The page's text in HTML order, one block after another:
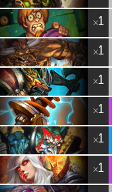
×1
×1
×1
×1
×1
×1